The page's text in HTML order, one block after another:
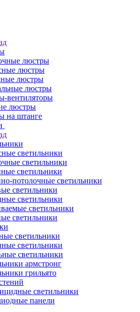
люстры
люстры
люстры
люстры
вентиляторы
люстры
на штанге
светильники
светильники
светильники
потолочные светильники
светильники
светильники
светильники
светильники
светильники
светильники
светильники
армстронг
грильято
светильники
панели